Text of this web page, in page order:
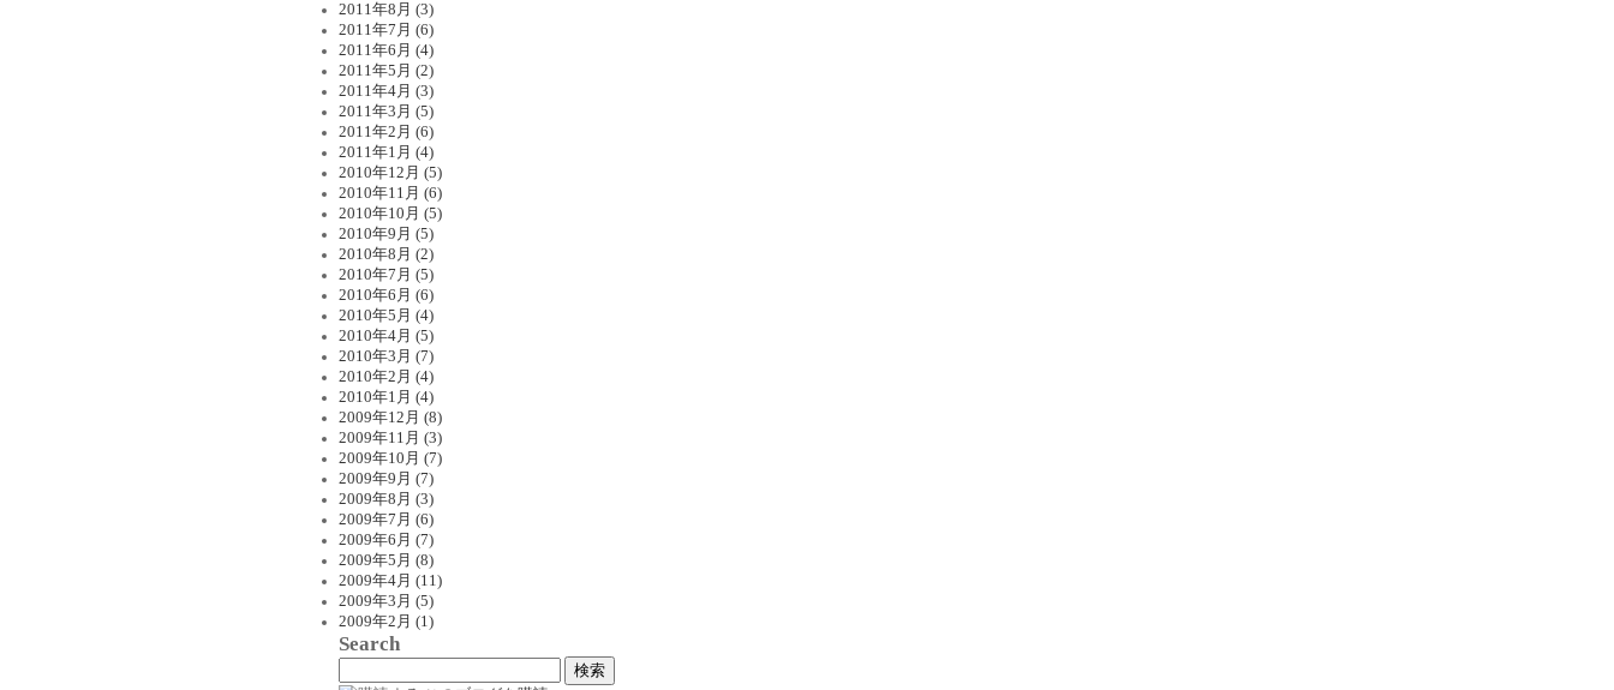
2011年8月 (3)
2011年7月 (6)
2011年6月 (4)
2011年5月 (2)
2011年4月 (3)
2011年3月 (5)
2011年2月 (6)
2011年1月 (4)
2010年12月 (5)
2010年11月 (6)
2010年10月 (5)
2010年9月 (5)
2010年8月 (2)
2010年7月 (5)
2010年6月 (6)
2010年5月 (4)
2010年4月 (5)
2010年3月 (7)
2010年2月 (4)
2010年1月 (4)
2009年12月 (8)
2009年11月 (3)
2009年10月 (7)
2009年9月 (7)
2009年8月 (3)
2009年7月 (6)
2009年6月 (7)
2009年5月 (8)
2009年4月 (11)
2009年3月 (5)
2009年2月 (1)
Search